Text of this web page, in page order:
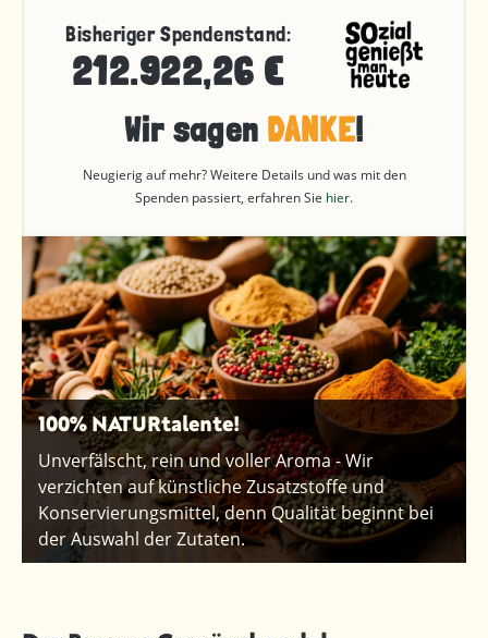
Bisheriger Spendenstand:
212.922,26 €
Wir sagen DANKE!
Neugierig auf mehr? Weitere Details und was mit den
Spenden passiert, erfahren Sie hier.
100% NATURtalente!
Unverfälscht, rein und voller Aroma - Wir
verzichten auf künstliche Zusatzstoffe und
Konservierungsmittel, denn Qualität beginnt bei
der Auswahl der Zutaten.